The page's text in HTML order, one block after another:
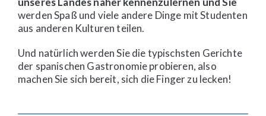
werden Spaß und viele andere Dinge mit Studenten
aus anderen Kulturen teilen.
Und natürlich werden Sie die typischsten Gerichte
der spanischen Gastronomie probieren, also
machen Sie sich bereit, sich die Finger zu lecken!